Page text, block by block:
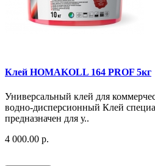
Клей HOMAKOLL 164 PROF 5кг
Универсальный клей для
водно-дисперсионный Клей
предназначен для у..
4 000.00 р.